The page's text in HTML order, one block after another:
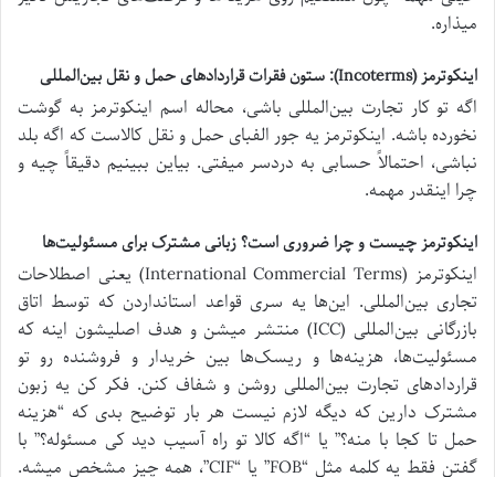
میذاره.
اینکوترمز (Incoterms): ستون فقرات قراردادهای حمل و نقل بین‌المللی
اگه تو کار تجارت بین‌المللی باشی، محاله اسم اینکوترمز به گوشت
نخورده باشه. اینکوترمز یه جور الفبای حمل و نقل کالاست که اگه بلد
نباشی، احتمالاً حسابی به دردسر میفتی. بیاین ببینیم دقیقاً چیه و
چرا اینقدر مهمه.
اینکوترمز چیست و چرا ضروری است؟ زبانی مشترک برای مسئولیت‌ها
اینکوترمز (International Commercial Terms) یعنی اصطلاحات
تجاری بین‌المللی. این‌ها یه سری قواعد استانداردن که توسط اتاق
بازرگانی بین‌المللی (ICC) منتشر میشن و هدف اصلیشون اینه که
مسئولیت‌ها، هزینه‌ها و ریسک‌ها بین خریدار و فروشنده رو تو
قراردادهای تجارت بین‌المللی روشن و شفاف کنن. فکر کن یه زبون
مشترک دارین که دیگه لازم نیست هر بار توضیح بدی که “هزینه
حمل تا کجا با منه؟” یا “اگه کالا تو راه آسیب دید کی مسئوله؟” با
گفتن فقط یه کلمه مثل “FOB” یا “CIF”، همه چیز مشخص میشه.